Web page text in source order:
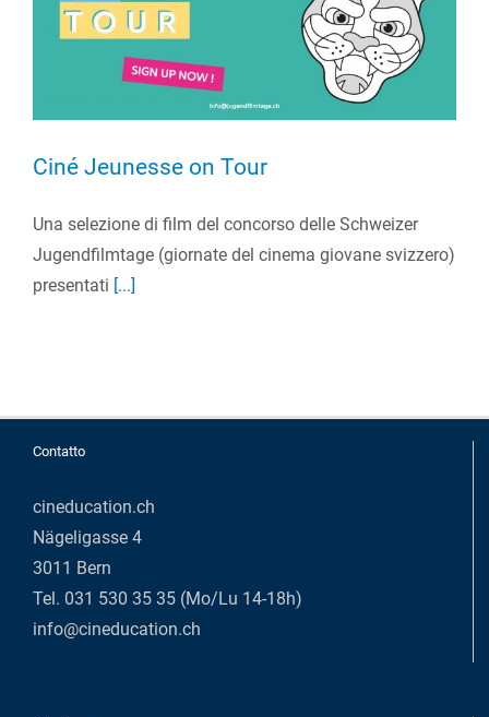
Ciné Jeunesse on Tour
Una selezione di film del concorso delle Schweizer
Jugendfilmtage (giornate del cinema giovane svizzero)
presentati [...]
Contatto
cineducation.ch
Nägeligasse 4
3011 Bern
Tel. 031 530 35 35 (Mo/Lu 14-18h)
info@cineducation.ch